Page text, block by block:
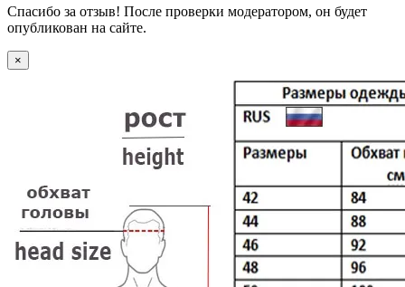
Спасибо за отзыв! После проверки модератором, он будет
опубликован на сайте.
×